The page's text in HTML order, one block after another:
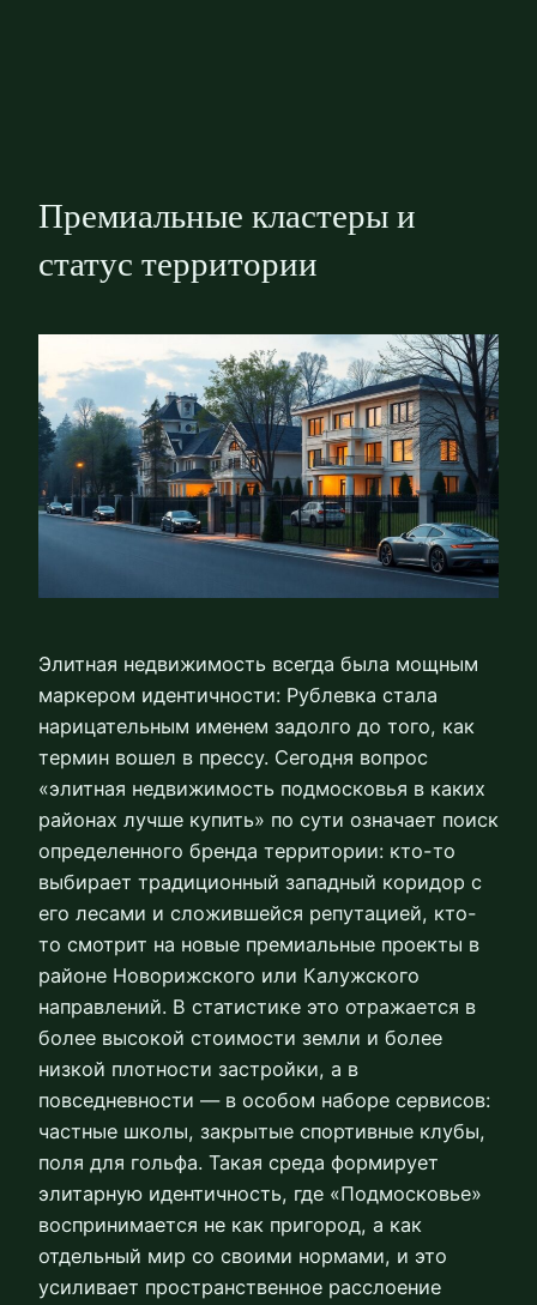
Премиальные кластеры и
статус территории
Элитная недвижимость всегда была мощным
маркером идентичности: Рублевка стала
нарицательным именем задолго до того, как
термин вошел в прессу. Сегодня вопрос
«элитная недвижимость подмосковья в каких
районах лучше купить» по сути означает поиск
определенного бренда территории: кто-то
выбирает традиционный западный коридор с
его лесами и сложившейся репутацией, кто-
то смотрит на новые премиальные проекты в
районе Новорижского или Калужского
направлений. В статистике это отражается в
более высокой стоимости земли и более
низкой плотности застройки, а в
повседневности — в особом наборе сервисов:
частные школы, закрытые спортивные клубы,
поля для гольфа. Такая среда формирует
элитарную идентичность, где «Подмосковье»
воспринимается не как пригород, а как
отдельный мир со своими нормами, и это
усиливает пространственное расслоение